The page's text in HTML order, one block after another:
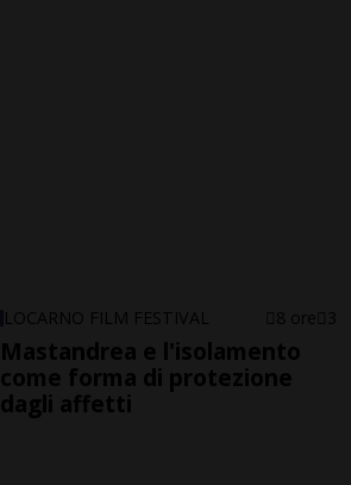
LOCARNO FILM FESTIVAL 8 ore 3
Mastandrea e l'isolamento
come forma di protezione
dagli affetti